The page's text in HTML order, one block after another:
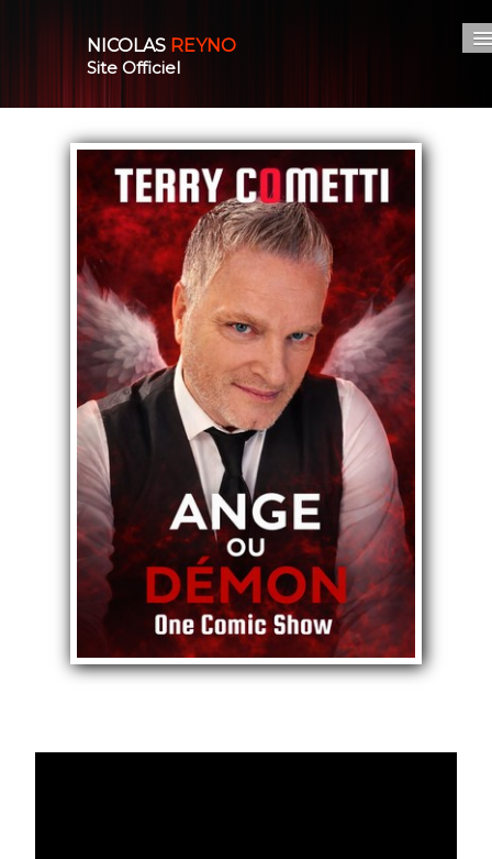
NICOLAS REYNO
Site Officiel
Nos spectacles
L'artiste
Actualité
Photos/Vidéo
Boutique
Espace pro
Contact